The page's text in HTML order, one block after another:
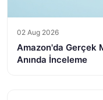
02 Aug 2026
Amazon'da Gerçek
Anında İnceleme